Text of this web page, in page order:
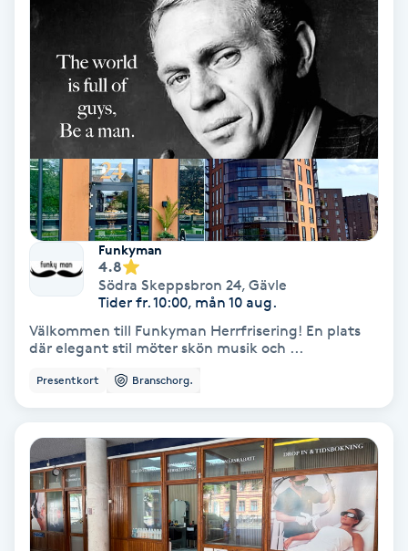
Idrottsmassage
IPL hårborttagning
IR-massage
Japansk massage
Katun fransar
Kemisk peeling
Keratinbehandling
Kinesiologi
Funkyman
4.8
Södra Skeppsbron 24, Gävle
Tider fr. 10:00, mån 10 aug.
Välkommen till Funkyman Herrfrisering! En plats
där elegant stil möter skön musik och ...
Presentkort Branschorg.